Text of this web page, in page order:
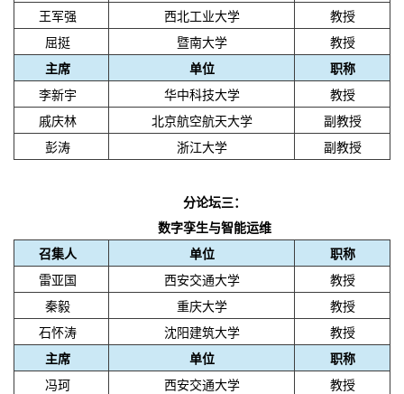
王军强
西北工业大学
教授
屈挺
暨南大学
教授
主席
单位
职称
李新宇
华中科技大学
教授
戚庆林
北京航空航天大学
副教授
彭涛
浙江大学 副教授
分论坛三：
数字孪生与智能运维
召集人
单位
职称
雷亚国
西安交通大学
教授
秦毅
重庆大学
教授
石怀涛
沈阳建筑大学
教授
主席
单位
职称
冯珂
西安交通大学
教授